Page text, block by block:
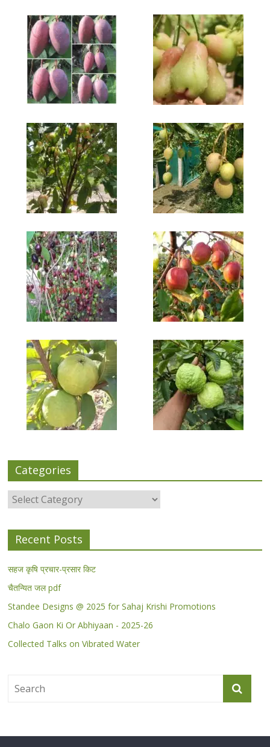
Categories
Categories
Recent Posts
सहज कृषि प्रचार-प्रसार किट
चैतन्यित जल pdf
Standee Designs @ 2025 for Sahaj Krishi Promotions
Chalo Gaon Ki Or Abhiyaan - 2025-26
Collected Talks on Vibrated Water